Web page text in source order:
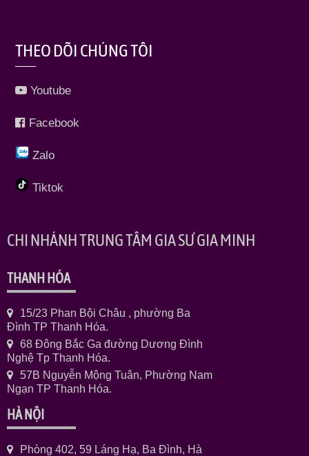
THEO DÕI CHÚNG TÔI
Youtube
Facebook
Zalo
Tiktok
CHI NHÁNH TRUNG TÂM GIA SƯ GIA MINH
THANH HÓA
15/23 Phan Bội Châu , phường Ba
Đình TP Thanh Hóa.
68 Đông Bắc Ga đường Dương Đình
Nghệ Tp Thanh Hóa.
57B Nguyễn Mộng Tuân, Phường Nam
Ngạn TP Thanh Hóa.
HÀ NỘI
Phòng 402, 59 Láng Hạ, Ba Đình, Hà